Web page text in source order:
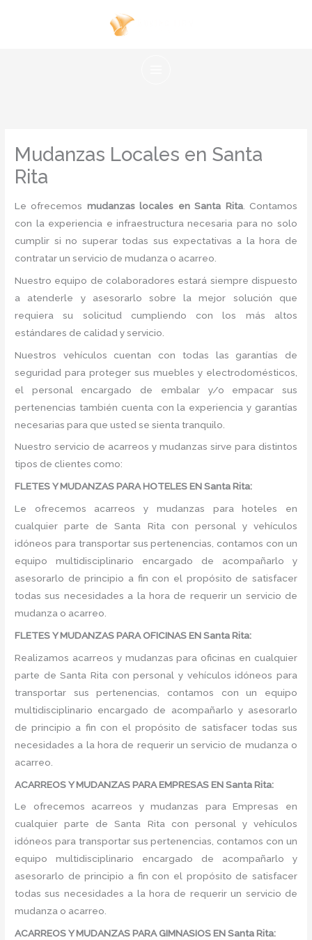
Mudanzas Locales en Santa
Rita
Le ofrecemos mudanzas locales en Santa Rita. Contamos
con la experiencia e infraestructura necesaria para no solo
cumplir si no superar todas sus expectativas a la hora de
contratar un servicio de mudanza o acarreo.
Nuestro equipo de colaboradores estará siempre dispuesto
a atenderle y asesorarlo sobre la mejor solución que
requiera su solicitud cumpliendo con los más altos
estándares de calidad y servicio.
Nuestros vehículos cuentan con todas las garantías de
seguridad para proteger sus muebles y electrodomésticos,
el personal encargado de embalar y/o empacar sus
pertenencias también cuenta con la experiencia y garantías
necesarias para que usted se sienta tranquilo.
Nuestro servicio de acarreos y mudanzas sirve para distintos
tipos de clientes como:
FLETES Y MUDANZAS PARA HOTELES EN Santa Rita:
Le ofrecemos acarreos y mudanzas para hoteles en
cualquier parte de Santa Rita con personal y vehículos
idóneos para transportar sus pertenencias, contamos con un
equipo multidisciplinario encargado de acompañarlo y
asesorarlo de principio a fin con el propósito de satisfacer
todas sus necesidades a la hora de requerir un servicio de
mudanza o acarreo.
FLETES Y MUDANZAS PARA OFICINAS EN Santa Rita:
Realizamos acarreos y mudanzas para oficinas en cualquier
parte de Santa Rita con personal y vehículos idóneos para
transportar sus pertenencias, contamos con un equipo
multidisciplinario encargado de acompañarlo y asesorarlo
de principio a fin con el propósito de satisfacer todas sus
necesidades a la hora de requerir un servicio de mudanza o
acarreo.
ACARREOS Y MUDANZAS PARA EMPRESAS EN Santa Rita:
Le ofrecemos acarreos y mudanzas para Empresas en
cualquier parte de Santa Rita con personal y vehículos
idóneos para transportar sus pertenencias, contamos con un
equipo multidisciplinario encargado de acompañarlo y
asesorarlo de principio a fin con el propósito de satisfacer
todas sus necesidades a la hora de requerir un servicio de
mudanza o acarreo.
ACARREOS Y MUDANZAS PARA GIMNASIOS EN Santa Rita: